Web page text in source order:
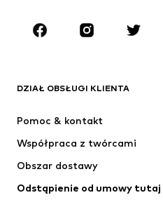
MARKI
Next
SUPERFIT
DZIAŁ OBSŁUGI KLIENTA
Pomoc & kontakt
Współpraca z twórcami
Obszar dostawy
Odstąpienie od umowy tutaj